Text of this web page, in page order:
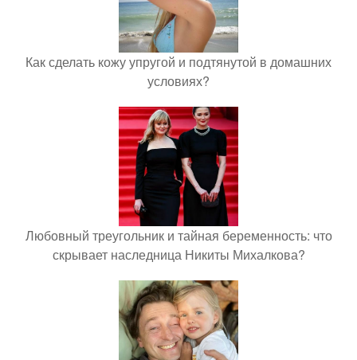
Как сделать кожу упругой и подтянутой в домашних
условиях?
Любовный треугольник и тайная беременность: что
скрывает наследница Никиты Михалкова?